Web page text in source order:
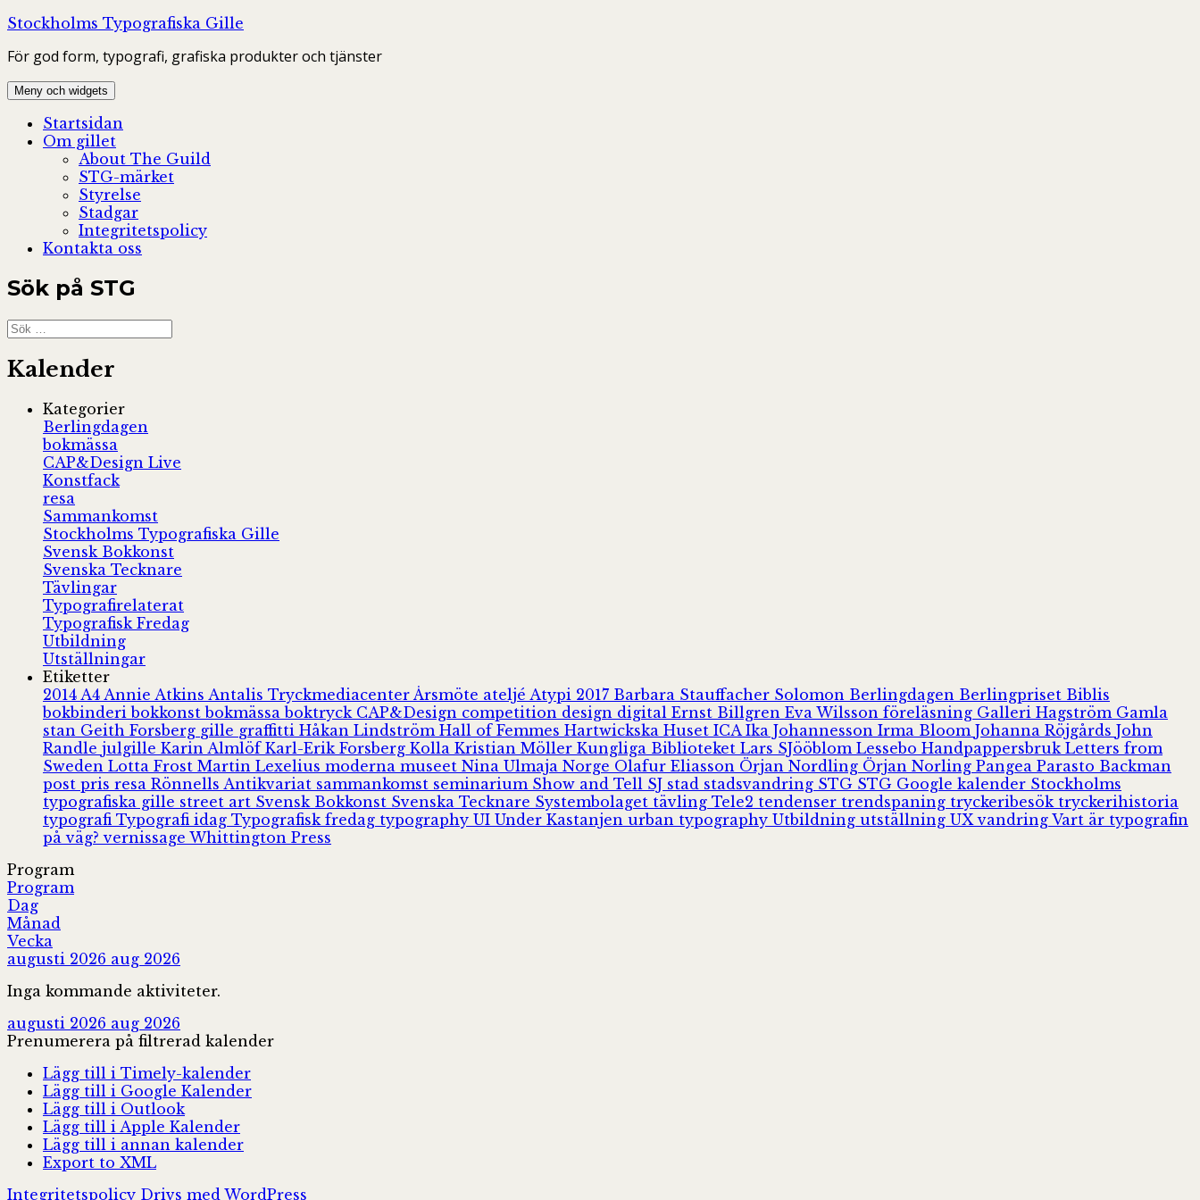
Hoppa
innehåll
Stockholms Typografiska Gille
För god form, typografi, grafiska produkter och tjänster
Meny och widgets
Startsidan
Om gillet
About The Guild
STG-märket
Styrelse
Stadgar
Integritetspolicy
Kontakta oss
Sök på STG
Sök
efter:
Kalender
Kategorier
Berlingdagen
bokmässa
CAP&Design Live
Konstfack
resa
Sammankomst
Stockholms Typografiska Gille
Svensk Bokkonst
Svenska Tecknare
Tävlingar
Typografirelaterat
Typografisk Fredag
Utbildning
Utställningar
Etiketter
2014 A4 Annie Atkins Antalis Tryckmediacenter Årsmöte ateljé Atypi 2017 Barbara Stauffacher Solomon Berlingdagen Berlingpriset Biblis
bokbinderibokkonstbokmässaboktryck CAP&Design competition design digital Ernst Billgren Eva Wilsson föreläsning Galleri Hagström Gamla
stan Geith Forsberg gille graffitti Håkan Lindström Hall of Femmes Hartwickska Huset ICA Ika Johannesson Irma Bloom Johanna Röjgårds John
Randle julgille Karin Almlöf Karl-Erik Forsberg Kolla Kristian Möller Kungliga Biblioteket Lars SJööblom Lessebo Handpappersbruk Letters from
Sweden Lotta Frost Martin Lexelius moderna museet Nina Ulmaja Norge Olafur Eliasson Örjan Nordling Örjan Norling Pangea Parasto Backman
post pris resa Rönnells Antikvariat sammankomst seminarium Show and Tell SJ stad stadsvandring STG STG Google kalender Stockholms
typografiska gille street art Svensk Bokkonst Svenska Tecknare Systembolaget tävling Tele2 tendenser trendspaning tryckeribesök tryckerihistoria
typografi Typografi idag Typografisk fredag typography UI Under Kastanjen urban typography Utbildning utställning UXvandring Vart är typografin
på väg?vernissage Whittington Press
Program
Program
Dag
Månad
Vecka
augusti 2026 aug 2026
Inga kommande aktiviteter.
augusti 2026 aug 2026
Prenumerera på filtrerad kalender
Lägg till i Timely-kalender
Lägg till i Google Kalender
Lägg till i Outlook
Lägg till i Apple Kalender
Lägg till i annan kalender
Export to XML
Integritetspolicy Drivs med WordPress